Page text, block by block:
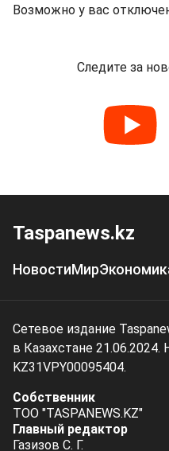
Возможно у вас
Следите за
Taspanews.kz
НовостиМир
Сетевое издание
в Казахстане
KZ31VPY00095404.
Собственник
ТОО "TASPANEWS.KZ"
Главный редактор
Газизов С. Г.